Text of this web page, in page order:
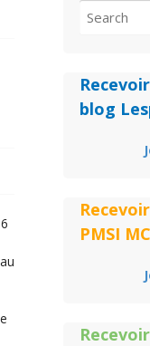
for:
blog
PMSI